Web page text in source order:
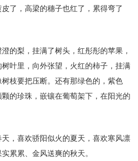
了，高梁的穗子也红了，累得弯了
的梨，挂满了树头，红彤彤的苹果，
叶里，向外张望，火红的柿子，挂满
枝要把压断。还有那绿色的，紫色
的珍珠，嵌镶在葡萄架下，在阳光的
，喜欢骄阳似火的夏天，喜欢寒风凛
累累、金风送爽的秋天。